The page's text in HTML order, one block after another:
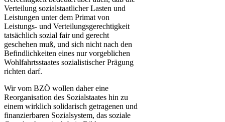
Verteilung sozialstaatlicher Lasten und
Leistungen unter dem Primat von
Leistungs- und Verteilungsgerechtigkeit
tatsächlich sozial fair und gerecht
geschehen muß, und sich nicht nach den
Befindlichkeiten eines nur vorgeblichen
Wohlfahrtsstaates sozialistischer Prägung
richten darf.
Wir vom BZÖ wollen daher eine
Reorganisation des Sozialstaates hin zu
einem wirklich solidarisch getragenen und
finanzierbaren Sozialsystem, das soziale